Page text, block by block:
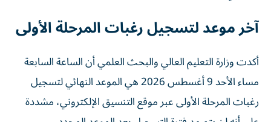
آخر موعد لتسجيل رغبات المرحلة الأولى
أكدت وزارة التعليم العالي والبحث العلمي أن الساعة السابعة
مساء الأحد 9 أغسطس 2026 هي الموعد النهائي لتسجيل
رغبات المرحلة الأولى عبر موقع التنسيق الإلكتروني، مشددة
على أنه لن يتم مد فترة التسجيل بعد الموعد المحدد.